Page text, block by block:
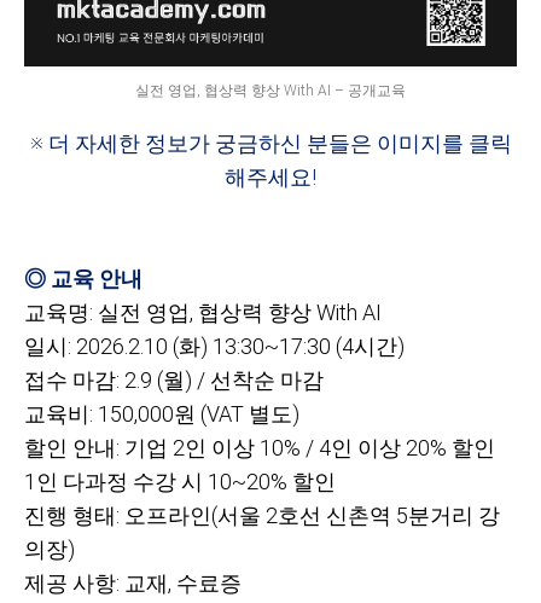
실전 영업, 협상력 향상 With AI – 공개교육
※ 더 자세한 정보가 궁금하신 분들은 이미지를 클릭
해주세요!
◎ 교육 안내
교육명: 실전 영업, 협상력 향상 With AI
일시: 2026.2.10 (화) 13:30~17:30 (4시간)
접수 마감: 2.9 (월) / 선착순 마감
교육비: 150,000원 (VAT 별도)
할인 안내: 기업 2인 이상 10% / 4인 이상 20% 할인
1 인 다과정 수강 시 10~20% 할인
진행 형태: 오프라인(서울 2호선 신촌역 5분거리 강
의장)
제공 사항: 교재, 수료증